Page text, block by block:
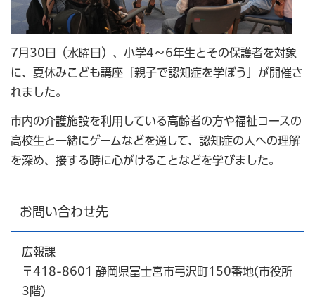
7月30日（水曜日）、小学4～6年生とその保護者を対象
に、夏休みこども講座「親子で認知症を学ぼう」が開催さ
れました。
市内の介護施設を利用している高齢者の方や福祉コースの
高校生と一緒にゲームなどを通して、認知症の人への理解
を深め、接する時に心がけることなどを学びました。
お問い合わせ先
広報課
〒418-8601 静岡県富士宮市弓沢町150番地(市役所
3階)